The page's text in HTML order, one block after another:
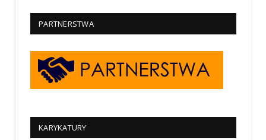
PARTNERSTWA
KARYKATURY